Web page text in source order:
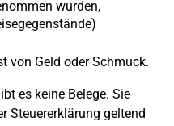
wurden,
von Geld oder Schmuck.
es keine Belege. Sie
Steuererklärung geltend